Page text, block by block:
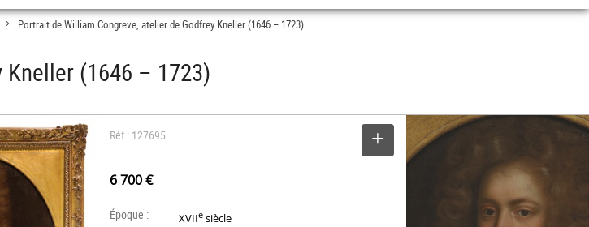
> Portrait de William Congreve, atelier de Godfrey Kneller (1646 – 1723)
(1646 – 1723)
Réf : 127695
6 700 €
Époque : XVIIe siècle